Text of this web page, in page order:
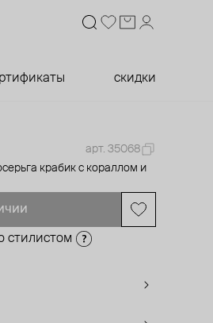
скидки
арт. 35068
крабик с кораллом и
стилистом